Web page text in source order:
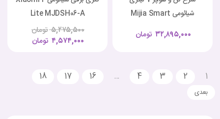
شیائومی Mijia Smart
تومان ۳۲,۸۹۵,۰۰۰
Lite MJDSH06-A
تومان۵,۲۷۵,۵۰۰
تومان ۴,۵۷۴,۰۰۰
1
2
3
4
…
16
17
18